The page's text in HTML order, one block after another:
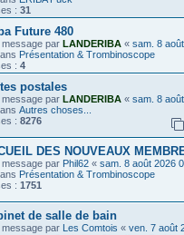
: 31
Future 480
message par LANDERIBA « sam. 8
Présentation & Trombinoscope
: 4
postales
message par LANDERIBA « sam. 8
Autres choses...
: 8276
DES NOUVEAUX
message par Phil62 « sam. 8 août 2026
Présentation & Trombinoscope
: 1751
de salle de bain
message par Les Comtois « ven. 7 août